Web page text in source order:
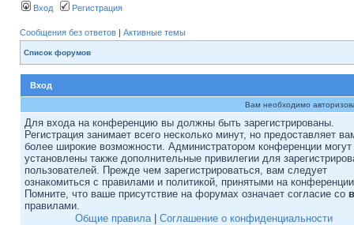
Вход Регистрация
Сообщения без ответов | Активные темы
Список форумов
Вход
Вам необходимо
Для входа на конференцию вы должны быть зарегистрированы.
Регистрация занимает всего несколько минут, но предоставляет
более широкие возможности. Администратором конференции
установлены также дополнительные привилегии для
пользователей. Прежде чем зарегистрироваться, вам следует
ознакомиться с правилами и политикой, принятыми на
Помните, что ваше присутствие на форумах означает согласие со
правилами.
Общие правила| Соглашение о конфиденциальности